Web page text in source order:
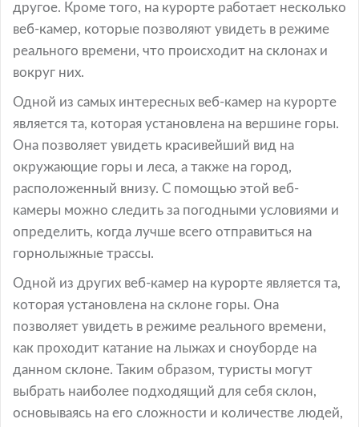
другое. Кроме того, на курорте работает несколько
веб-камер, которые позволяют увидеть в режиме
реального времени, что происходит на склонах и
вокруг них.
Одной из самых интересных веб-камер на курорте
является та, которая установлена на вершине горы.
Она позволяет увидеть красивейший вид на
окружающие горы и леса, а также на город,
расположенный внизу. С помощью этой веб-
камеры можно следить за погодными условиями и
определить, когда лучше всего отправиться на
горнолыжные трассы.
Одной из других веб-камер на курорте является та,
которая установлена на склоне горы. Она
позволяет увидеть в режиме реального времени,
как проходит катание на лыжах и сноуборде на
данном склоне. Таким образом, туристы могут
выбрать наиболее подходящий для себя склон,
основываясь на его сложности и количестве людей,